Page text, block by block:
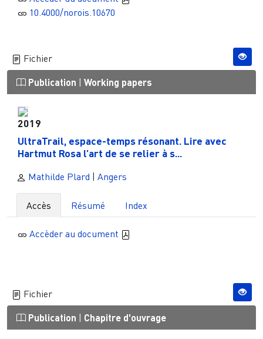
10.4000/norois.10670
Fichier
Publication Working papers
2019
UltraTrail, espace-temps résonant. Lire avec
Hartmut Rosa l’art de se relier à s...
Mathilde Plard | Angers
Accès Résumé Index
Accèder au document
Fichier
Publication Chapitre d'ouvrage